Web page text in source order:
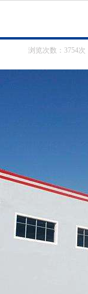
浏览次数：3754次